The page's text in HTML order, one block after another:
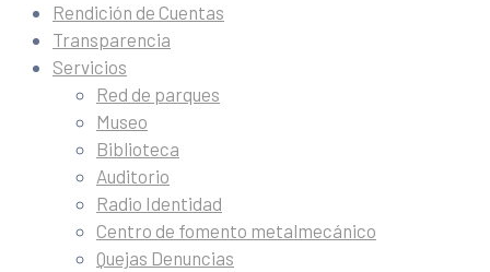
Rendición de Cuentas
Transparencia
Servicios
Red de parques
Museo
Biblioteca
Auditorio
Radio Identidad
Centro de fomento metalmecánico
Quejas Denuncias